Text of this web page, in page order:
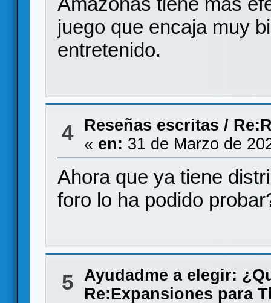
juego que encaja muy
entretenido.
4 Reseñas escritas /
« en: 31 de Marzo de
Ahora que ya tiene
foro lo ha podido
5 Ayudadme a elegir:
Re:Expansiones para